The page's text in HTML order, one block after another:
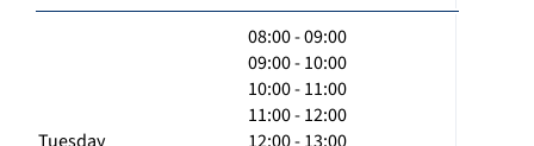
08:00 - 09:00
09:00 - 10:00
10:00 - 11:00
11:00 - 12:00